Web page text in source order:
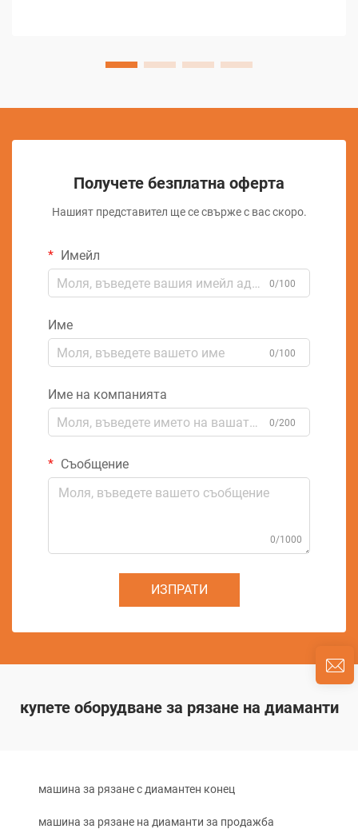
Получете безплатна оферта
Нашият представител ще се свърже с вас скоро.
Имейл
0/100
Име
0/100
Име на компанията
0/200
Съобщение
0/1000
ИЗПРАТИ
купете оборудване за рязане на диаманти
машина за рязане с диамантен конец
машина за рязане на диаманти за продажба